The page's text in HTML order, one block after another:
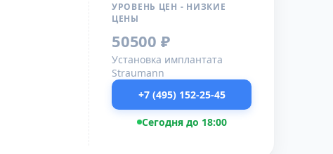
УРОВЕНЬ ЦЕН - НИЗКИЕ
ЦЕНЫ
50500 ₽
Установка имплантата
Straumann
+7 (495) 152-25-45
Сегодня до 18:00